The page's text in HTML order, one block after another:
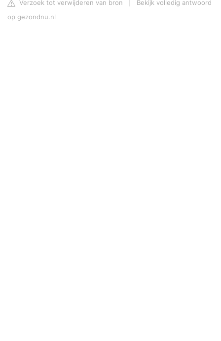
Verzoek tot verwijderen van bron
Bekijk volledig antwoord
op gezondnu.nl